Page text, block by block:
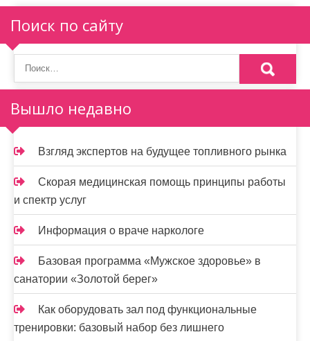
о
з
а
п
и
с
я
м
Поиск по сайту
Вышло недавно
Взгляд экспертов на будущее топливного рынка
Скорая медицинская помощь принципы работы
и спектр услуг
Информация о враче наркологе
Базовая программа «Мужское здоровье» в
санатории «Золотой берег»
Как оборудовать зал под функциональные
тренировки: базовый набор без лишнего